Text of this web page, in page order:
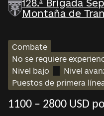
128.ª Brigada
Montaña de
Combate
No se requiere
Nivel bajo
Nivel
Puestos de primera
1100 – 2800 USD